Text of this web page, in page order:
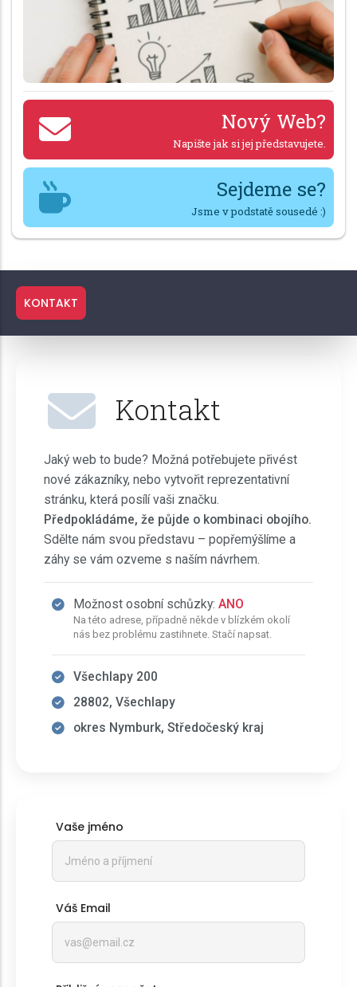
Nový Web?
Napište jak si jej představujete.
Sejdeme se?
Jsme v podstatě sousedé :)
KONTAKT
Kontakt
Jaký web to bude? Možná potřebujete přivést
nové zákazníky, nebo vytvořit reprezentativní
stránku, která posílí vaši značku.
Předpokládáme, že půjde o kombinaci obojího.
Sdělte nám svou představu – popřemýšlíme a
záhy se vám ozveme s naším návrhem.
Možnost osobní schůzky: ANO
Na této adrese, případně někde v blízkém okolí
nás bez problému zastihnete. Stačí napsat.
Všechlapy 200
28802, Všechlapy
okres Nymburk, Středočeský kraj
Vaše jméno
Váš Email